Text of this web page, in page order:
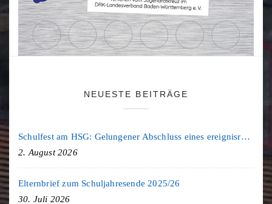
NEUESTE BEITRÄGE
Schulfest am HSG: Gelungener Abschluss eines ereignisreichen Schuljahres
2. August 2026
Elternbrief zum Schuljahresende 2025/26
30. Juli 2026